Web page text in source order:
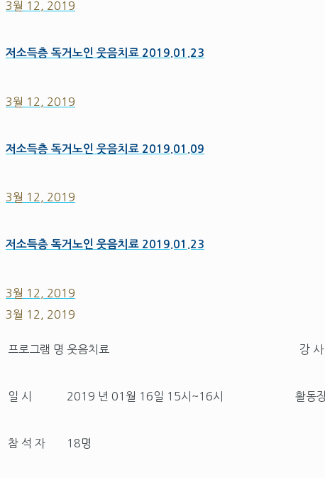
3월 12, 2019
저소득층 독거노인 웃음치료 2019.01.23
3월 12, 2019
저소득층 독거노인 웃음치료 2019.01.09
3월 12, 2019
저소득층 독거노인 웃음치료 2019.01.23
3월 12, 2019
3월 12, 2019
프로그램 명 웃음치료 강 사
일 시 2019 년 01월 16일 15시~16시 활동
참 석 자 18명